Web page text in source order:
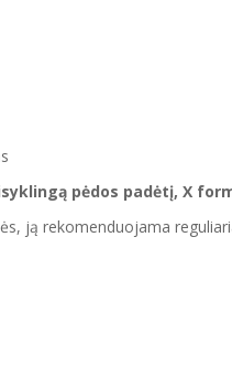
pėdos padėtį, X
ją rekomenduojama